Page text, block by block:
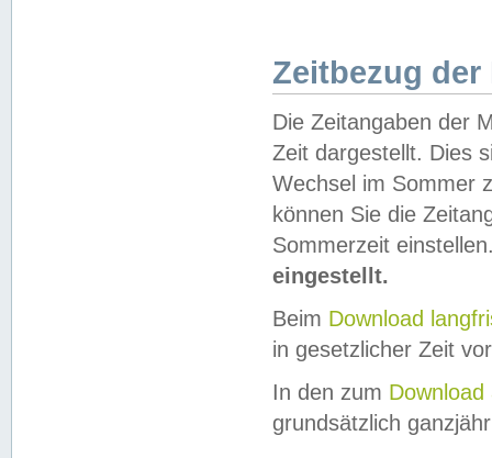
Zeitbezug der
Die Zeitangaben der
Zeit dargestellt. Dies
Wechsel im Sommer
können Sie die
Sommerzeit
eingestellt.
Beim Download
in gesetzlicher Zeit
In den zum Download
grundsätzlich